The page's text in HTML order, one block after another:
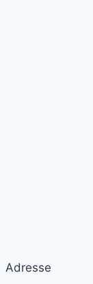
Adresse